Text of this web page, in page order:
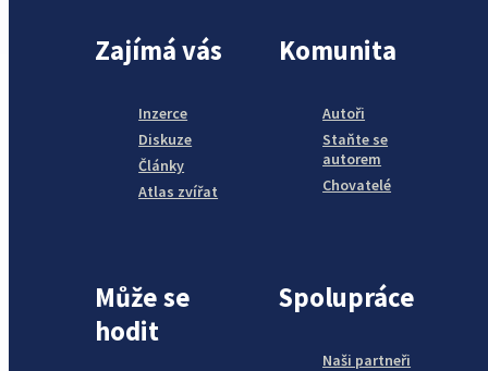
Zajímá vás
Inzerce
Diskuze
Články
Atlas zvířat
Komunita
Autoři
Staňte se
autorem
Chovatelé
Může se
hodit
Spolupráce
Naši partneři